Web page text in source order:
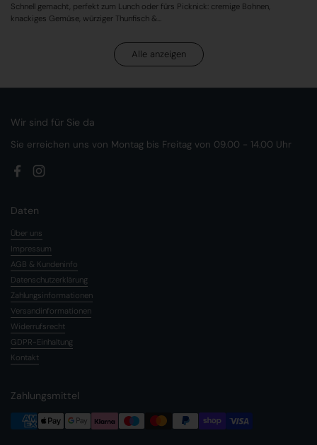
Schnell gemacht, perfekt zum Lunch oder fürs Picknick: cremige Bohnen,
knackiges Gemüse, würziger Thunfisch &...
Alle anzeigen
Wir sind für Sie da
Sie erreichen uns von Montag bis Freitag von 09.00 - 14.00 Uhr
FacebookInstagram
Daten
Über uns
Impressum
AGB & Kundeninfo
Datenschutzerklärung
Zahlungsinformationen
Versandinformationen
Widerrufsrecht
GDPR-Einhaltung
Kontakt
Zahlungsmittel